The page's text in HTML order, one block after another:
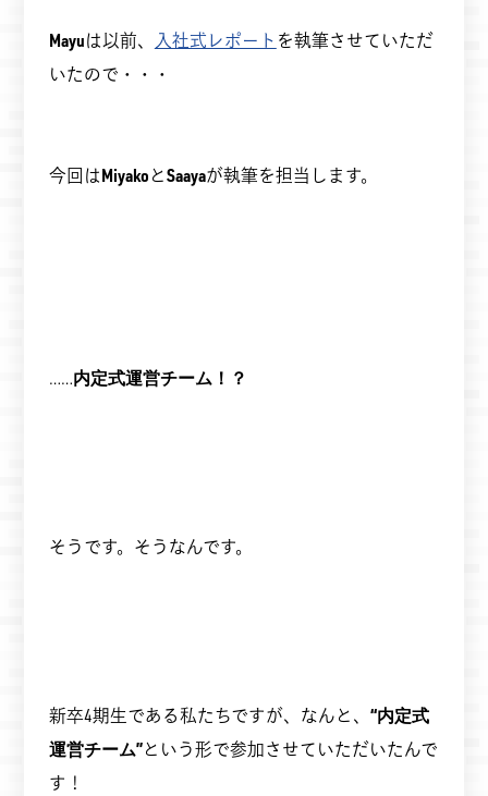
Mayuは以前、 入社式レポート を執筆させていただ
いたので・・・
今回はMiyakoとSaayaが執筆を担当します。
……内定式運営チーム！？
そうです。そうなんです。
新卒4期生である私たちですが、なんと、 “内定式
運営チーム”という形で参加させていただいたんで
す！